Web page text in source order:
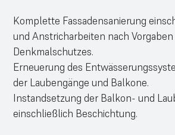
Komplette Fassadensanierung
und Anstricharbeiten nach Vorgaben
Denkmalschutzes.
Erneuerung des
der Laubengänge und Balkone.
Instandsetzung der Balkon- und
einschließlich Beschichtung.